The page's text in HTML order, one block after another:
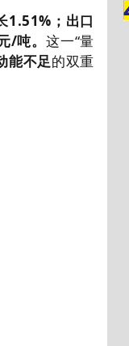
1.51% ；出口
/吨。这一“量
能不足的双重